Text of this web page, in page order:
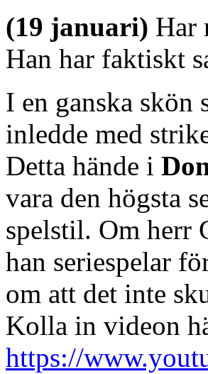
(19 januari) Har
Han har faktiskt
I en ganska skön
inledde med
Detta hände i
vara den högsta
spelstil. Om herr
han seriespelar
om att det inte
Kolla in videon
https://